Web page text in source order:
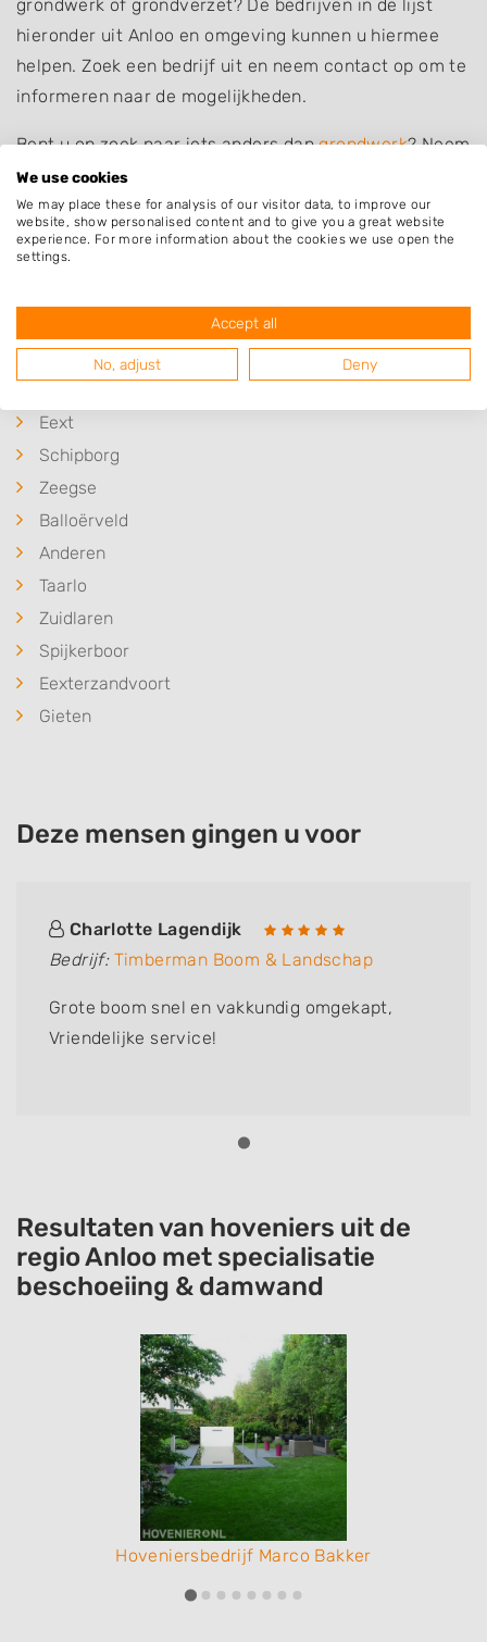
grondwerk of grondverzet? De bedrijven in de lijst
hieronder uit Anloo en omgeving kunnen u hiermee
helpen. Zoek een bedrijf uit en neem contact op om te
informeren naar de mogelijkheden.
Bent u op zoek naar iets anders dangrondwerk? Neem
dan eens een kijkje op het overzicht van hoveniers en
andere bedrijven inAnloo.
Plaatsen in de buurt
Eext
Schipborg
Zeegse
Balloërveld
Anderen
Taarlo
Zuidlaren
Spijkerboor
Eexterzandvoort
Gieten
Deze mensen gingen u voor
Charlotte Lagendijk
Bedrijf: Timberman Boom & Landschap
Grote boom snel en vakkundig omgekapt,
Vriendelijke service!
Resultaten van hoveniers uit de
regio Anloo met specialisatie
beschoeiing & damwand
Hoveniersbedrijf Marco Bakker
We use cookies
We may place these for analysis of our visitor data, to improve our
website, show personalised content and to give you a great website
experience. For more information about the cookies we use open the
settings.
Accept all
No, adjust Deny